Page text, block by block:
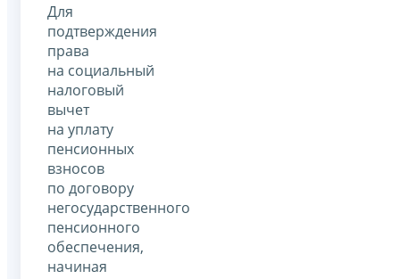
Для
подтверждения
права
на социальный
налоговый
вычет
на уплату
пенсионных
взносов
по договору
негосударственного
пенсионного
обеспечения,
начиная